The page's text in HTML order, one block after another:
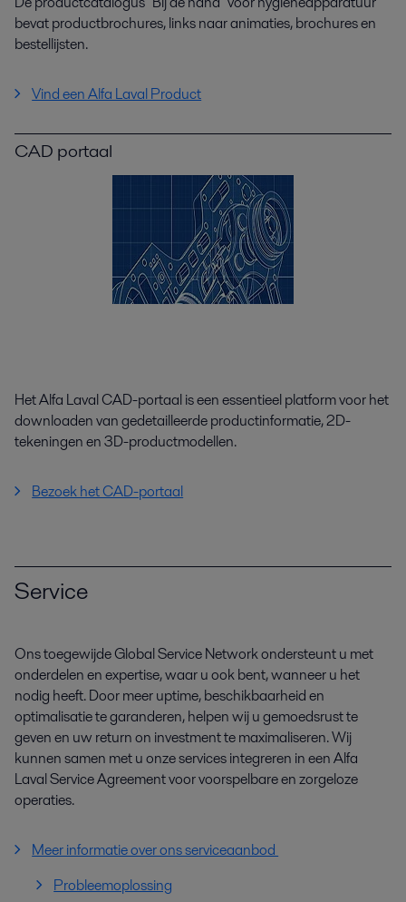
bevat productbrochures, links naar animaties, brochures en
bestellijsten.
Vind een Alfa Laval Product
CAD portaal
Het Alfa Laval CAD-portaal is een essentieel platform voor het
downloaden van gedetailleerde productinformatie, 2D-
tekeningen en 3D-productmodellen.
Bezoek het CAD-portaal
Service
Ons toegewijde Global Service Network ondersteunt u met
onderdelen en expertise, waar u ook bent, wanneer u het
nodig heeft. Door meer uptime, beschikbaarheid en
optimalisatie te garanderen, helpen wij u gemoedsrust te
geven en uw return on investment te maximaliseren. Wij
kunnen samen met u onze services integreren in een Alfa
Laval Service Agreement voor voorspelbare en zorgeloze
operaties.
Meer informatie over ons serviceaanbod
Probleemoplossing